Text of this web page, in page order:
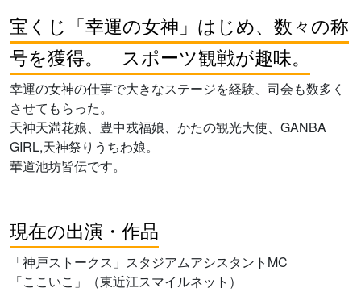
宝くじ「幸運の女神」はじめ、数々の称
号を獲得。 スポーツ観戦が趣味。
幸運の女神の仕事で大きなステージを経験、司会も数多く
させてもらった。
天神天満花娘、豊中戎福娘、かたの観光大使、GANBA
GIRL,天神祭りうちわ娘。
華道池坊皆伝です。
現在の出演・作品
「神戸ストークス」スタジアムアシスタントMC
「ここいこ」（東近江スマイルネット）